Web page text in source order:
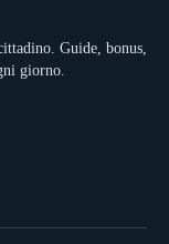
Guide, bonus,
giorno.